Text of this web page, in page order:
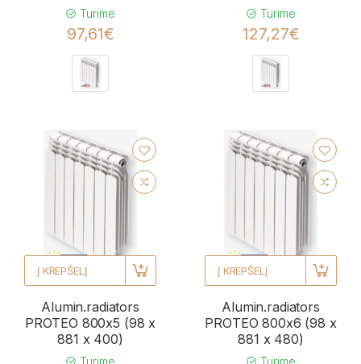
Turime
97,61€
Turime
127,27€
Į KREPŠELĮ
Alumin.radiators
PROTEO 800x5 (98 x
881 x 400)
Turime
Į KREPŠELĮ
Alumin.radiators
PROTEO 800x6 (98 x
881 x 480)
Turime